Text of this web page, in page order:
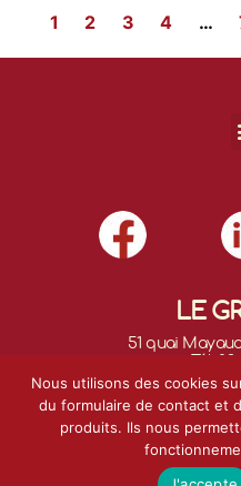
1 2 3 4 …
LE
51 quai
Tél.
E-mail :
©2022 Le Grand-Bi -
Nous utilisons des cookies
du formulaire de contact et
produits. Ils nous